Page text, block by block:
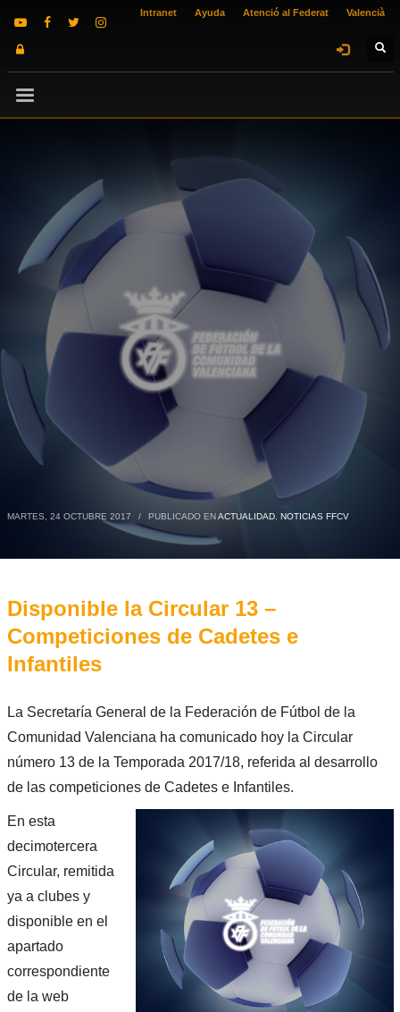
Intranet Ayuda Atenció al Federat Valencià
MARTES, 24 OCTUBRE 2017 / PUBLICADO ENACTUALIDAD, NOTICIAS FFCV
Disponible la Circular 13 –
Competiciones de Cadetes e
Infantiles
La Secretaría General de la Federación de Fútbol de la
Comunidad Valenciana ha comunicado hoy la Circular
número 13 de la Temporada 2017/18, referida al desarrollo
de las competiciones de Cadetes e Infantiles.
En esta
decimotercera
Circular, remitida
ya a clubes y
disponible en el
apartado
correspondiente
de la web